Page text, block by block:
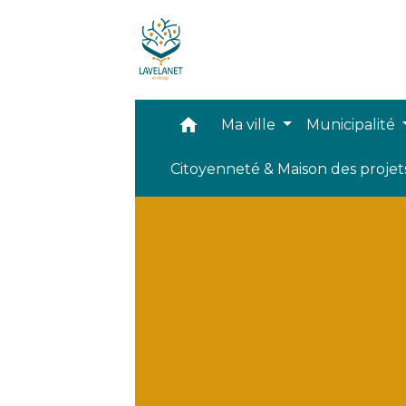
home Ma ville Municipalité
Citoyenneté & Maison des